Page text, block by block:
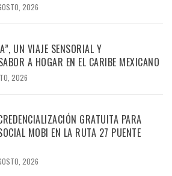
2026
UN VIAJE SENSORIAL Y
A HOGAR EN EL CARIBE MEXICANO
2026
GRATUITA PARA
MOBI EN LA RUTA 27 PUENTE
2026